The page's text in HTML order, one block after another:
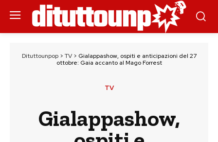
Dituttounpop> TV> Gialappashow, ospiti e anticipazioni del 27
ottobre: Gaia accanto al Mago Forrest
TV
Gialappashow,